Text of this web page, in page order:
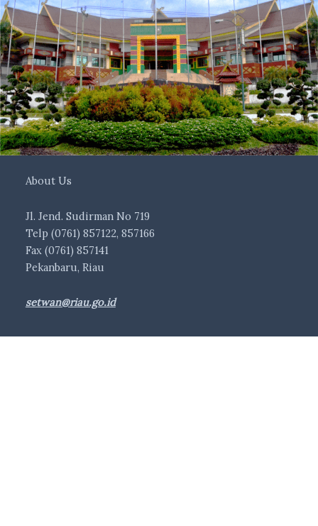
About Us
Jl. Jend. Sudirman No 719
Telp (0761) 857122, 857166
Fax (0761) 857141
Pekanbaru, Riau
setwan@riau.go.id